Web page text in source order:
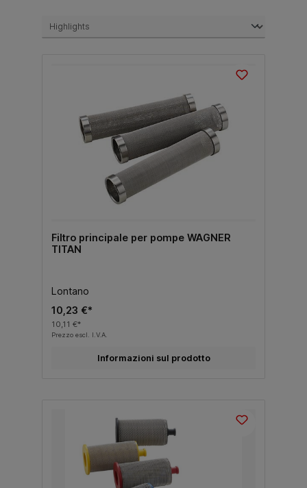
Filtro principale per pompe WAGNER
TITAN
Lontano
10,23 €*
10,11 €*
Prezzo escl. I.V.A.
Informazioni sul prodotto